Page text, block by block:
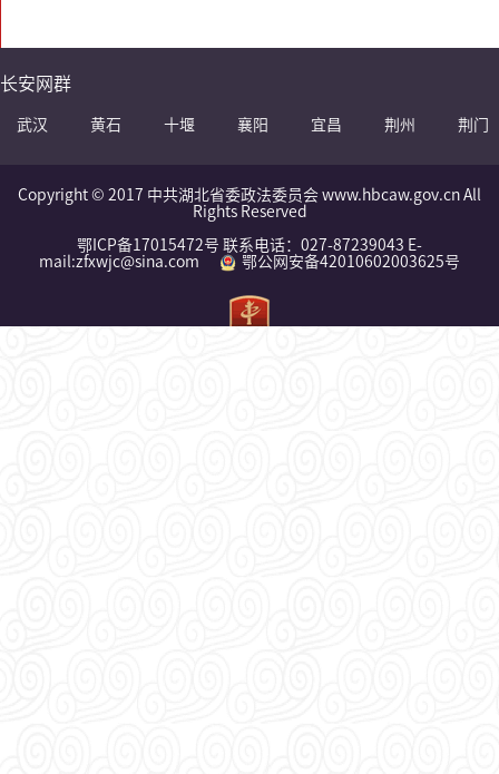
长安网群
武汉 黄石 十堰 襄阳 宜昌 荆州 荆门
Copyright © 2017 中共湖北省委政法委员会 www.hbcaw.gov.cn All
Rights Reserved
鄂ICP备17015472号 联系电话：027-87239043 E-
mail:zfxwjc@sina.com
鄂公网安备42010602003625号